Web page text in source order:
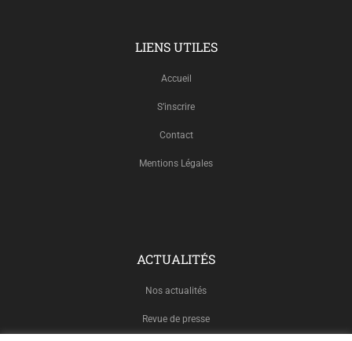
LIENS UTILES
Accueil
S’inscrire
Contact
Mentions Légales
ACTUALITÉS
Nos actualités
Revue de presse